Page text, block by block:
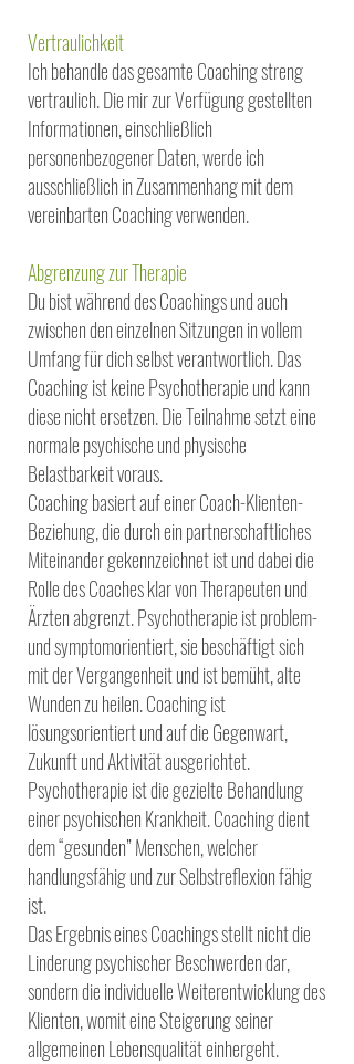
Vertraulichkeit
Ich behandle das gesamte Coaching streng
vertraulich. Die mir zur Verfügung gestellten
Informationen, einschließlich
personenbezogener Daten, werde ich
ausschließlich in Zusammenhang mit dem
vereinbarten Coaching verwenden.
Abgrenzung zur Therapie
Du bist während des Coachings und auch
zwischen den einzelnen Sitzungen in vollem
Umfang für dich selbst verantwortlich. Das
Coaching ist keine Psychotherapie und kann
diese nicht ersetzen. Die Teilnahme setzt eine
normale psychische und physische
Belastbarkeit voraus.
Coaching basiert auf einer Coach-Klienten-
Beziehung, die durch ein partnerschaftliches
Miteinander gekennzeichnet ist und dabei die
Rolle des Coaches klar von Therapeuten und
Ärzten abgrenzt. Psychotherapie ist problem-
und symptomorientiert, sie beschäftigt sich
mit der Vergangenheit und ist bemüht, alte
Wunden zu heilen. Coaching ist
lösungsorientiert und auf die Gegenwart,
Zukunft und Aktivität ausgerichtet.
Psychotherapie ist die gezielte Behandlung
einer psychischen Krankheit. Coaching dient
dem “gesunden” Menschen, welcher
handlungsfähig und zur Selbstreflexion fähig
ist.
Das Ergebnis eines Coachings stellt nicht die
Linderung psychischer Beschwerden dar,
sondern die individuelle Weiterentwicklung des
Klienten, womit eine Steigerung seiner
allgemeinen Lebensqualität einhergeht.